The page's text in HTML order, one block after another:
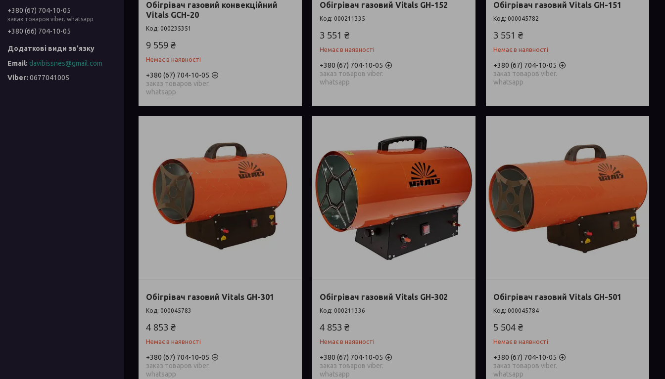
Обігрівач газовий конвекційний
Vitals GCH-20
000235351
9 559 ₴
Немає в наявності
+380 (67) 704-10-05
заказ товаров viber.
whatsapp
Обігрівач газовий Vitals GH-152
000211335
3 551 ₴
Немає в наявності
+380 (67) 704-10-05
заказ товаров viber.
whatsapp
Обігрівач газовий Vitals GH-151
000045782
3 551 ₴
Немає в наявності
+380 (67) 704-10-05
заказ товаров viber.
whatsapp
Обігрівач газовий Vitals GH-301
000045783
4 853 ₴
Немає в наявності
+380 (67) 704-10-05
заказ товаров viber.
whatsapp
Обігрівач газовий Vitals GH-302
000211336
4 853 ₴
Немає в наявності
+380 (67) 704-10-05
заказ товаров viber.
whatsapp
Обігрівач газовий Vitals GH-501
000045784
5 504 ₴
Немає в наявності
+380 (67) 704-10-05
заказ товаров viber.
whatsapp
+380 (67) 704-10-05
заказ товаров viber. whatsapp
+380 (66) 704-10-05
davibissnes@gmail.com
0677041005